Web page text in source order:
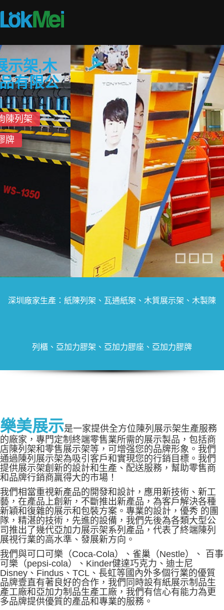
深圳促銷陳列展示製品廠
主要產品 & 系列
深圳廠家生產：紙陳列架、瓦通紙架、木質展示架、木製陳
列櫃、亞加力膠架、亞加力膠座、亞加力膠牌
樂美展示是一家提供全方位陳列展示架生產服務
的廠家，專門定制終端零售業所需的展示製品，包括商
店陳列架和零售展示架等，可增强您的品牌形象。我們
通過陳列展示架為吸引客戶和實現您的行銷目標。我們
提供展示架創新的設計和生產、配送服務，幫助零售商
和品牌行銷商羸得大的市場！
我們相當重視新產品的開發和設計，應用新技術、新工
藝，在產品上創新，不斷推出新產品，為客戶解決各種
新穎和復雜的展示和包裝方案。專業的設計，優秀 的團
隊，精湛的技術，先進的設備，我們先後為各類大型公
司推出了幾代亞加力展示架系列產品，代表了終端陳列
展視行業的高水準、發展新方向。
我們與可口可樂（Coca-Cola）、雀巢（Nestle）、 百事
可樂（pepsi-cola）、Kinder健達巧克力、迪士尼
Disney、Findus、TCL、長虹等國內外多個行業的優質
品牌壹直有著良好的合作，我們同時設有紙展示制品生
產工廠和亞加力制品生產工廠，我們有信心有能力為更
多品牌提供優質的產品和專業的服務。